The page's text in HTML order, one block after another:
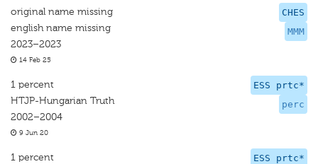
CHES
MMM
original name missing
english name missing
2023–2023
14 Feb 25
ESS prtc*
perc
1 percent
HTJP-Hungarian Truth
2002–2004
9 Jun 20
ESS prtc*
1 percent